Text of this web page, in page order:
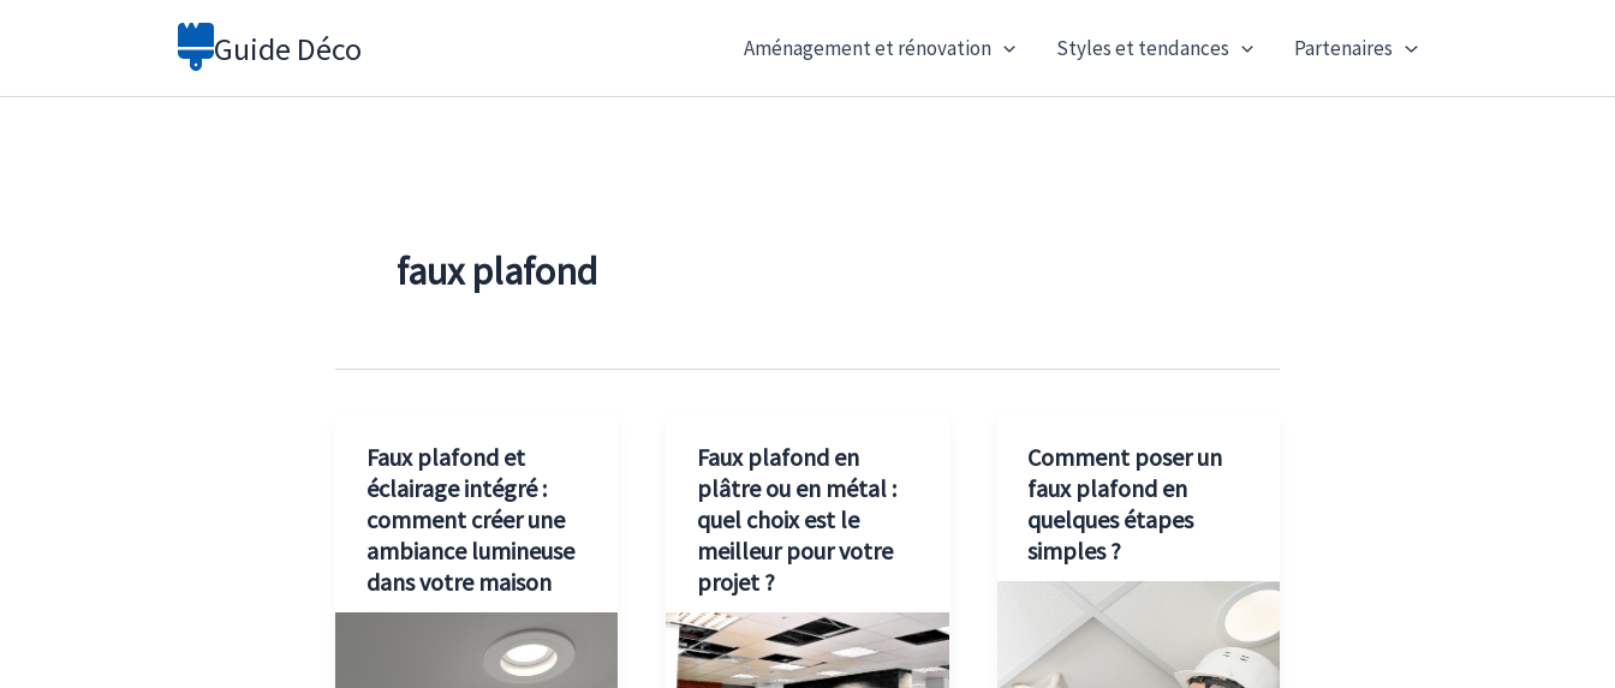
Guide Déco Aménagement et rénovation Styles et tendances Partenaires
faux plafond
Faux plafond et
éclairage intégré :
comment créer une
ambiance lumineuse
dans votre maison
Faux plafond en
plâtre ou en métal :
quel choix est le
meilleur pour votre
projet ?
Comment poser un
faux plafond en
quelques étapes
simples ?